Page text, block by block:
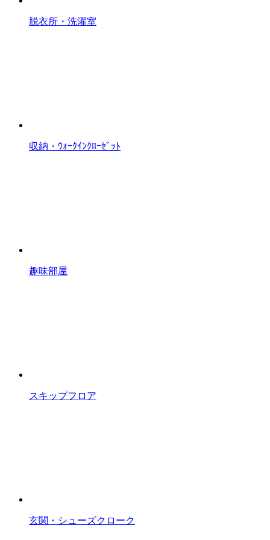
脱衣所・洗濯室
収納・ｳｫｰｸｲﾝｸﾛｰｾﾞｯﾄ
趣味部屋
スキップフロア
玄関・シューズクローク